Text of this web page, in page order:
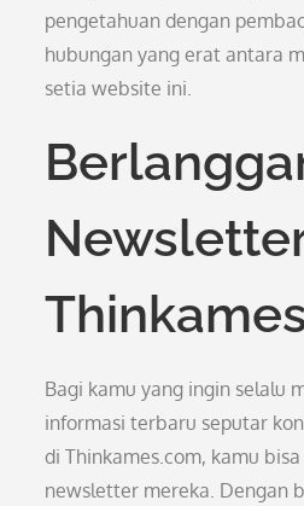
pengetahuan dengan
hubungan yang erat antara
setia website ini.
Bagi kamu yang ingin selalu
informasi terbaru seputar
di Thinkames.com, kamu
newsletter mereka. Dengan